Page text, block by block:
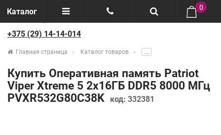
Каталог
Отзывы
Производители
Возврат товаров
+375(29) 888-44-44
0
+375 (29) 14-14-014
Главная страница Каталог товаров .....
Купить Оперативная память Patriot
Viper Xtreme 5 2x16ГБ DDR5 8000 МГц
PVXR532G80C38K
код: 332381